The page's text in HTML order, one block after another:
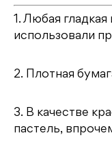
1. Любая
использовали
2. Плотная
3. В качестве
пастель,